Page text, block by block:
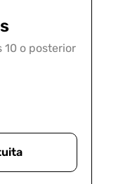
la colaboración.
10 o posterior